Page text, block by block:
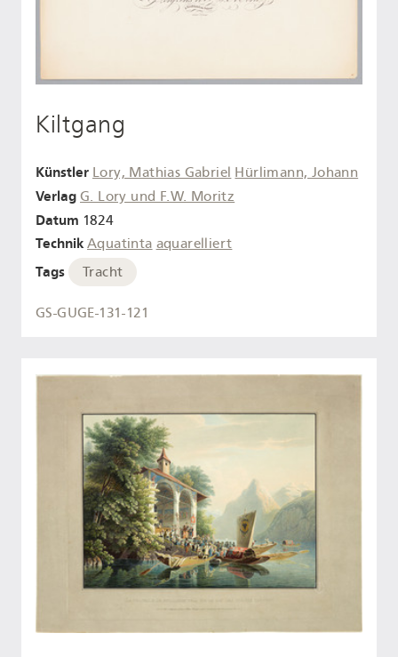
Kiltgang
Künstler Lory, Mathias Gabriel Hürlimann, Johann
Verlag G. Lory und F.W. Moritz
Datum 1824
Technik Aquatinta aquarelliert
Tags Tracht
GS-GUGE-131-121